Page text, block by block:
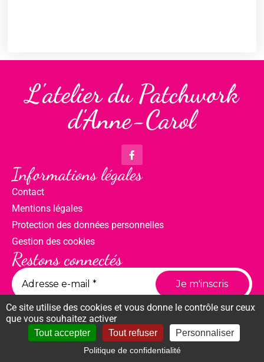
L'atelier du Patchwork
d'Anne-Carol
Informations légales
Contact
Mentions légales
Protection des données personnelles
Gestion des cookies
Restons connectés
Ce site utilise des cookies et vous donne le contrôle sur ceux
que vous souhaitez activer
Tout accepter Tout refuser Personnaliser
Politique de confidentialité